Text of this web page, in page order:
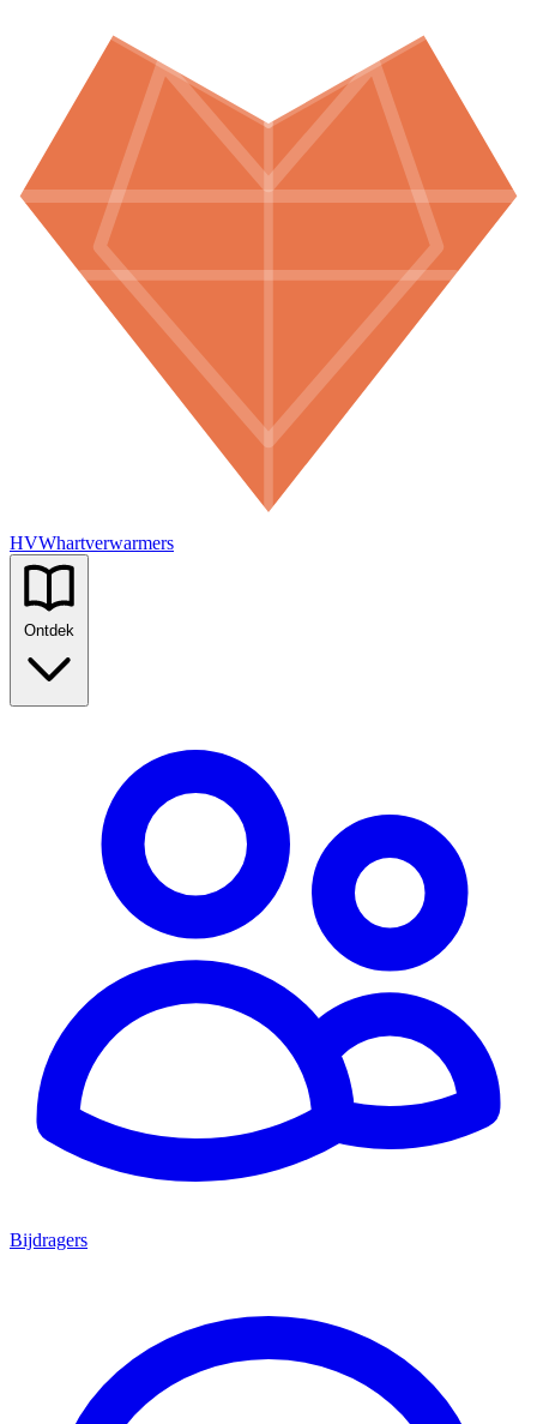
HVWhartverwarmers
Ontdek
Bijdragers